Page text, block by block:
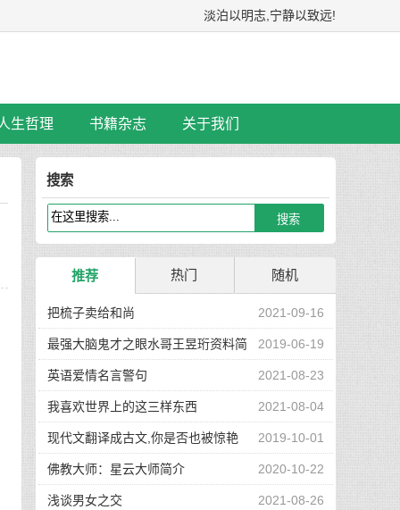
淡泊以明志,宁静以致远!
生哲理 书籍杂志 关于我们
搜索
推荐 热门 随机
2021-09-16
把梳子卖给和尚
2019-06-19
最强大脑鬼才之眼水哥王昱珩资料简
介 2021-08-23
英语爱情名言警句
2021-08-04
我喜欢世界上的这三样东西
2019-10-01
现代文翻译成古文,你是否也被惊艳
到了 2020-10-22
佛教大师：星云大师简介
2021-08-26
浅谈男女之交